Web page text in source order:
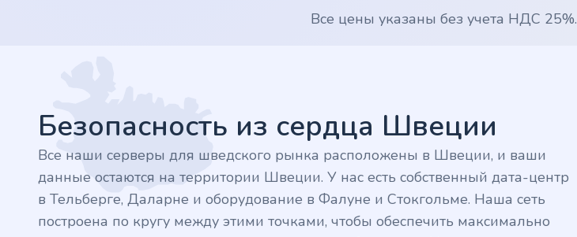
.ch
.ink
.email
Все цены указаны без учета НДС 25%.
Безопасность из сердца Швеции
Все наши серверы для шведского рынка расположены в Швеции, и ваши
данные остаются на территории Швеции. У нас есть собственный дата-центр
в Тельберге, Даларне и оборудование в Фалуне и Стокгольме. Наша сеть
построена по кругу между этими точками, чтобы обеспечить максимально